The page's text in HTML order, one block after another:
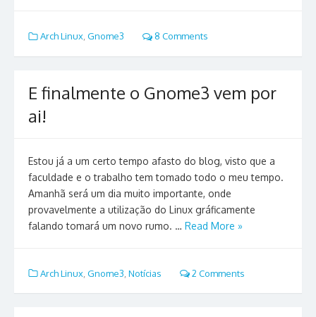
Arch Linux, Gnome3 8 Comments
E finalmente o Gnome3 vem por
ai!
Estou já a um certo tempo afasto do blog, visto que a
faculdade e o trabalho tem tomado todo o meu tempo.
Amanhã será um dia muito importante, onde
provavelmente a utilização do Linux gráficamente
falando tomará um novo rumo. … Read More »
Arch Linux Gnome3 Notícias 2 Comments